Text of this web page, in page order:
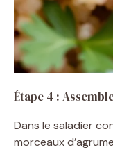
Étape 4 :
Dans le saladier
morceaux